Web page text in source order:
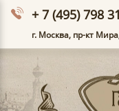
+ 7 (495) 798
г. Москва, пр-кт